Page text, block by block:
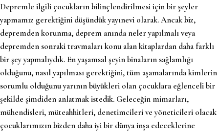
Depremle ilgili çocukların bilinçlendirilmesi için bir şeyler
yapmamız gerektiğini düşündük yayınevi olarak. Ancak biz,
depremden korunma, deprem anında neler yapılmalı veya
depremden sonraki travmaları konu alan kitaplardan daha farklı
bir şey yapmalıydık. En yaşamsal şeyin binaların sağlamlığı
olduğunu, nasıl yapılması gerektiğini, tüm aşamalarında kimlerin
sorumlu olduğunu yarının büyükleri olan çocuklara eğlenceli bir
şekilde şimdiden anlatmak istedik. Geleceğin mimarları,
mühendisleri, müteahhitleri, denetimcileri ve yöneticileri olacak
çocuklarımızın bizden daha iyi bir dünya inşa edeceklerine